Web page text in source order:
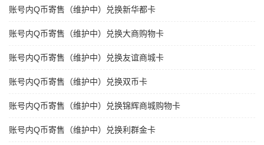
账号内Q币寄售（维护中）兑换新华都卡
账号内Q币寄售（维护中）兑换大商购物卡
账号内Q币寄售（维护中）兑换友谊商城卡
账号内Q币寄售（维护中）兑换双币卡
账号内Q币寄售（维护中）兑换锦辉商城购物卡
账号内Q币寄售（维护中）兑换利群金卡